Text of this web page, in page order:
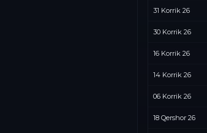
31 Korrik 26
30 Korrik 26
16 Korrik 26
14 Korrik 26
06 Korrik 26
18 Qershor 26